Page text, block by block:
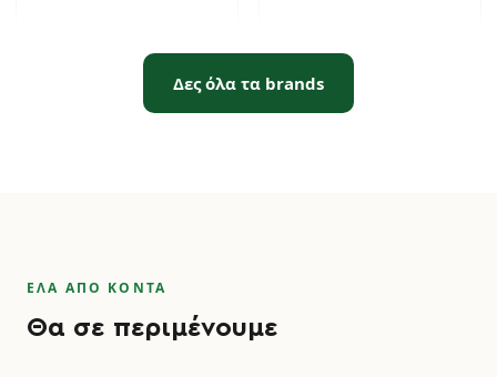
Δες όλα τα brands
ΕΛΑ ΑΠΟ ΚΟΝΤΑ
Θα σε περιμένουμε